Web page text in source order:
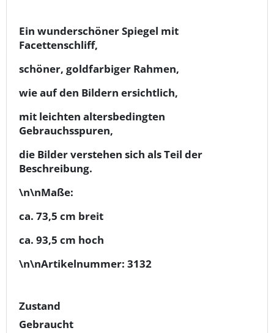
Ein wunderschöner Spiegel mit
Facettenschliff,
schöner, goldfarbiger Rahmen,
wie auf den Bildern ersichtlich,
mit leichten altersbedingten
Gebrauchsspuren,
die Bilder verstehen sich als Teil der
Beschreibung.
\n\nMaße:
ca. 73,5 cm breit
ca. 93,5 cm hoch
\n\nArtikelnummer: 3132
Zustand
Gebraucht